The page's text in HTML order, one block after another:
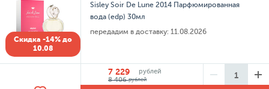
Скидка -14% до
10.08
Sisley Soir De Lune 2014 Парфюмированная
вода (edp) 30мл
передадим в доставку: 11.08.2026
7 229
рублей
8 406рублей